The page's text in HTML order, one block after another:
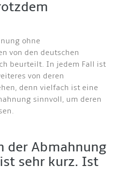
ohne
von den deutschen
beurteilt. In jedem Fall ist
von deren
denn vielfach ist eine
sinnvoll, um deren
Abmahnung
sehr kurz. Ist